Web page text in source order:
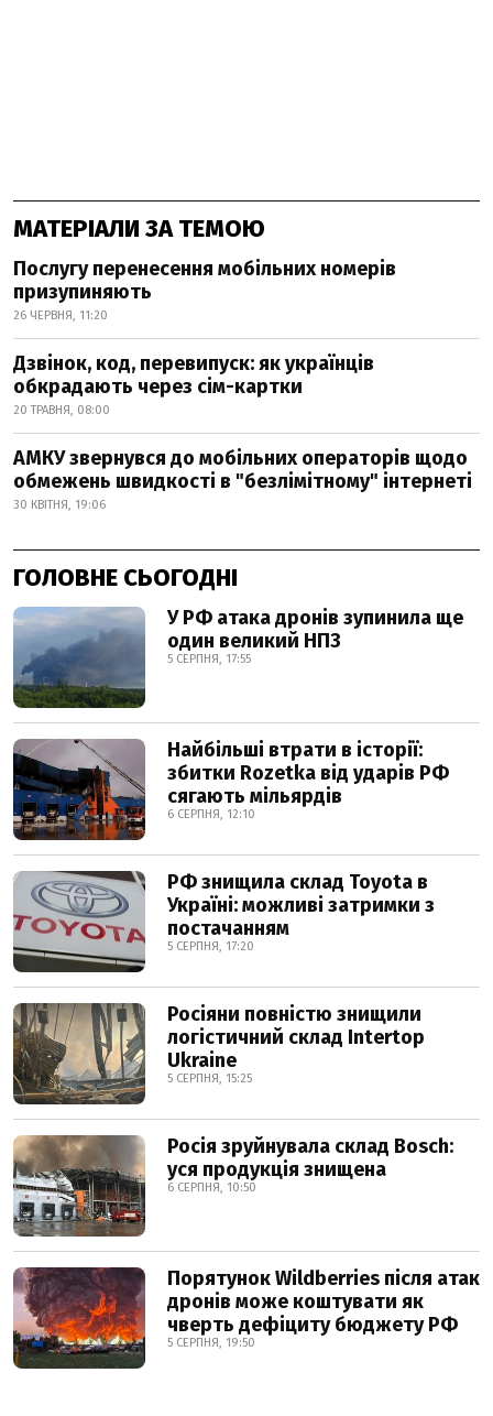
МАТЕРІАЛИ ЗА ТЕМОЮ
Послугу перенесення мобільних номерів
призупиняють
26 ЧЕРВНЯ, 11:20
Дзвінок, код, перевипуск: як українців
обкрадають через сім-картки
20 ТРАВНЯ, 08:00
АМКУ звернувся до мобільних операторів щодо
обмежень швидкості в "безлімітному" інтернеті
30 КВІТНЯ, 19:06
ГОЛОВНЕ СЬОГОДНІ
У РФ атака дронів зупинила ще
один великий НПЗ
5 СЕРПНЯ, 17:55
Найбільші втрати в історії:
збитки Rozetka від ударів РФ
сягають мільярдів
6 СЕРПНЯ, 12:10
РФ знищила склад Toyota в
Україні: можливі затримки з
постачанням
5 СЕРПНЯ, 17:20
Росіяни повністю знищили
логістичний склад Intertop
Ukraine
5 СЕРПНЯ, 15:25
Росія зруйнувала склад Bosch:
уся продукція знищена
6 СЕРПНЯ, 10:50
Порятунок Wildberries після атак
дронів може коштувати як
чверть дефіциту бюджету РФ
5 СЕРПНЯ, 19:50